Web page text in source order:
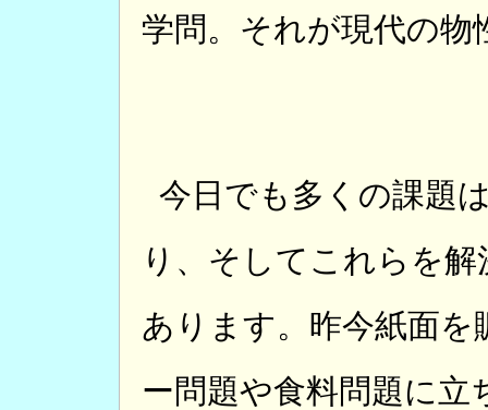
学問。それが現代の
今日でも多くの課題
り、そしてこれらを
あります。昨今紙面
ー問題や食料問題に立